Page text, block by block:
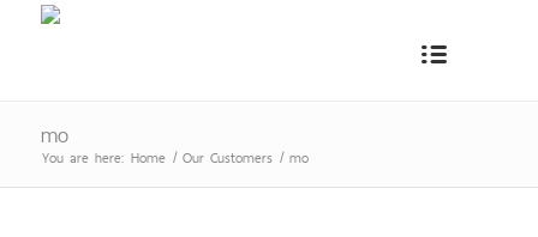
mo
You are here: Home / Our Customers / mo